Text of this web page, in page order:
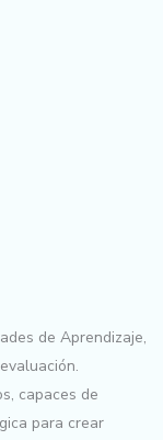
de Aprendizaje,
capaces de
para crear